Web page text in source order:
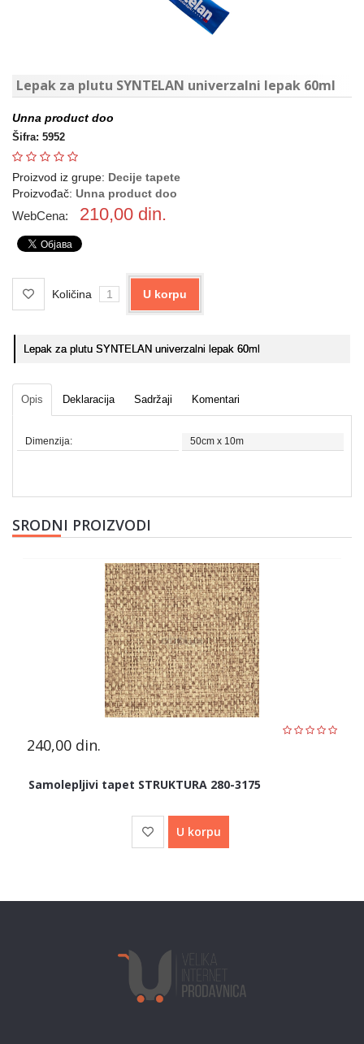
Lepak za plutu SYNTELAN univerzalni lepak 60ml
Unna product doo
Šifra: 5952
Proizvod iz grupe: Decije tapete
Proizvođač: Unna product doo
WebCena: 210,00 din.
Količina U korpu
Lepak za plutu SYNTELAN univerzalni lepak 60ml
Opis Deklaracija Sadržaji Komentari
Dimenzija: 50cm x 10m
SRODNI PROIZVODI
240,00 din.
Samolepljivi tapet STRUKTURA 280-3175
U korpu